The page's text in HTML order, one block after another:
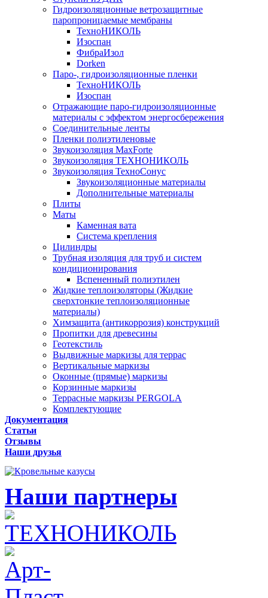
Гидроизоляционные ветрозащитные
паропроницаемые мембраны
ТехноНИКОЛЬ
Изоспан
ФибраИзол
Dorken
Паро-, гидроизоляционные пленки
ТехноНИКОЛЬ
Изоспан
Отражающие паро-гидроизоляционные
материалы с эффектом энергосбережения
Соединительные ленты
Пленки полиэтиленовые
Звукоизоляция MaxForte
Звукоизоляция ТЕХНОНИКОЛЬ
Звукоизоляция ТехноСонус
Звукоизоляционные материалы
Дополнительные материалы
Плиты
Маты
Каменная вата
Система крепления
Цилиндры
Трубная изоляция для труб и систем
кондиционирования
Вспененный полиэтилен
Жидкие теплоизоляторы (Жидкие
сверхтонкие теплоизоляционные
материалы)
Химзащита (антикоррозия) конструкций
Пропитки для древесины
Геотекстиль
Выдвижные маркизы для террас
Вертикальные маркизы
Оконные (прямые) маркизы
Корзинные маркизы
Террасные маркизы PERGOLA
Комплектующие
Документация
Статьи
Отзывы
Наши друзья
Наши партнеры